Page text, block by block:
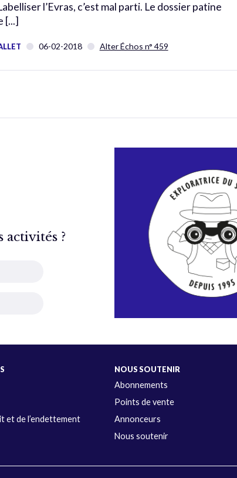
l’Evras, c’est mal parti. Le dossier patine
[...]
06-02-2018 Alter Échos n° 459
activités ?
et de l’endettement
NOUS SOUTENIR
Abonnements
Points de vente
Annonceurs
Nous soutenir